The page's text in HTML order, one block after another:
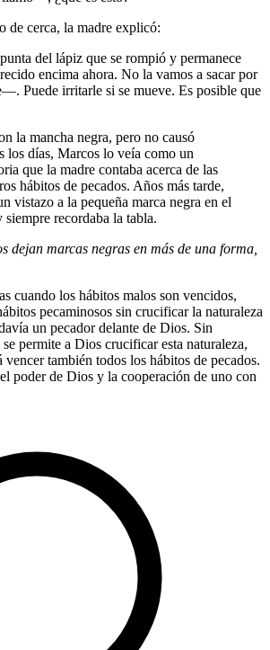
de cerca, la madre explicó:
del lápiz que se rompió y permanece
encima ahora. No la vamos a sacar por
Puede irritarle si se mueve. Es posible que
la mancha negra, pero no causó
los días, Marcos lo veía como un
que la madre contaba acerca de las
hábitos de pecados. Años más tarde,
vistazo a la pequeña marca negra en el
siempre recordaba la tabla.
dejan marcas negras en más de una forma,
cuando los hábitos malos son vencidos,
pecaminosos sin crucificar la naturaleza
un pecador delante de Dios. Sin
permite a Dios crucificar esta naturaleza,
vencer también todos los hábitos de pecados.
poder de Dios y la cooperación de uno con